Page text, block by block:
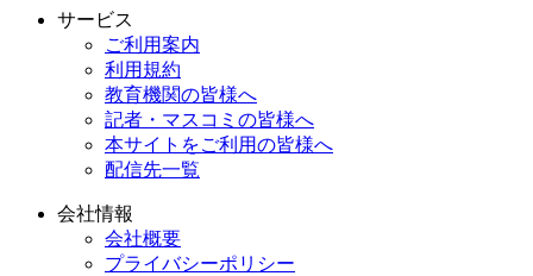
サービス
ご利用案内
利用規約
教育機関の皆様へ
記者・マスコミの皆様へ
本サイトをご利用の皆様へ
配信先一覧
会社情報
会社概要
プライバシーポリシー